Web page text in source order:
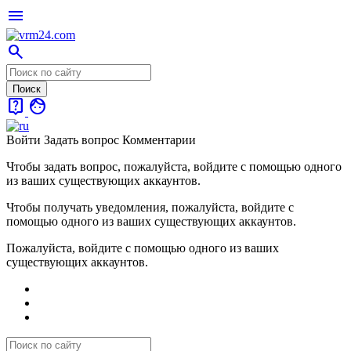
menu
search
live_help face
Войти Задать вопрос Комментарии
Чтобы задать вопрос, пожалуйста, войдите с помощью одного
из ваших существующих аккаунтов.
Чтобы получать уведомления, пожалуйста, войдите с
помощью одного из ваших существующих аккаунтов.
Пожалуйста, войдите с помощью одного из ваших
существующих аккаунтов.